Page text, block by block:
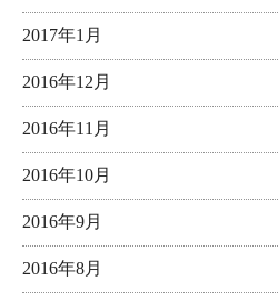
2017年1月
2016年12月
2016年11月
2016年10月
2016年9月
2016年8月